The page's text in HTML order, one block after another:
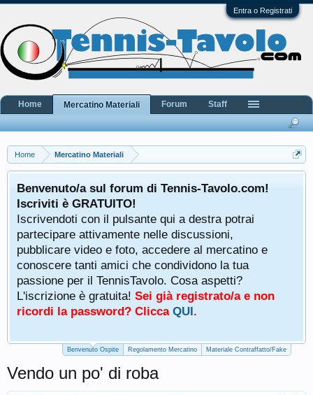
Entra o Registrati
Home Mercatino Materiali
Benvenuto/a sul forum di Tennis-Tavolo.com!
Iscriviti è GRATUITO!
Iscrivendoti con il pulsante qui a destra potrai
partecipare attivamente nelle discussioni,
pubblicare video e foto, accedere al mercatino e
conoscere tanti amici che condividono la tua
passione per il TennisTavolo. Cosa aspetti?
L'iscrizione è gratuita! Sei già registrato/a e non
ricordi la password? Clicca QUI.
Benvenuto Ospite Regolamento Mercatino Materiale Contraffatto/Fake
Vendo un po' di roba
Home Mercatino Materiali Forum Staff